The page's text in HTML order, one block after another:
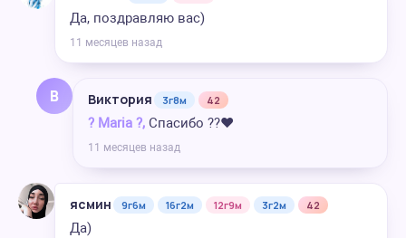
Да, поздравляю вас)
11 месяцев назад
В Виктория 3г8м 42
? Maria ?, Спасибо ??❤️
11 месяцев назад
ясмин 9г6м 16г2м 12г9м 3г2м 42
Да)